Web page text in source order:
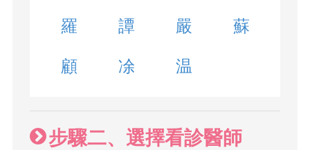
羅 譚 嚴 蘇
顧 凃 温
步驟二、選擇看診醫師